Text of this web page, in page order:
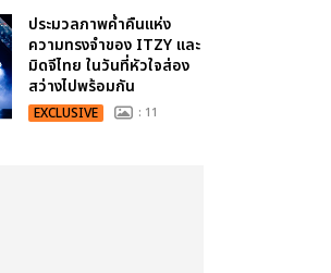
ประมวลภาพค่ำคืนแห่ง
ความทรงจำของ ITZY และ
มิดจีไทย ในวันที่หัวใจส่อง
สว่างไปพร้อมกัน
EXCLUSIVE : 11